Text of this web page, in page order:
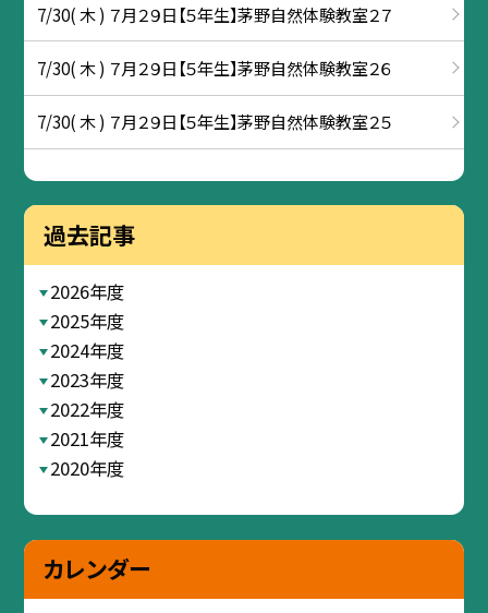
7/30( 木 ) ７月２９日【５年生】茅野自然体験教室２７
7/30( 木 ) ７月２９日【５年生】茅野自然体験教室２６
7/30( 木 ) ７月２９日【５年生】茅野自然体験教室２５
過去記事
2026年度
2025年度
2024年度
2023年度
2022年度
2021年度
2020年度
カレンダー